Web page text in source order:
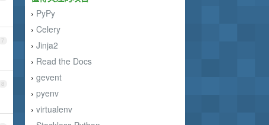
› PyPy
› Celery
› Jinja2
› Read the Docs
› gevent
› pyenv
› virtualenv
7
8